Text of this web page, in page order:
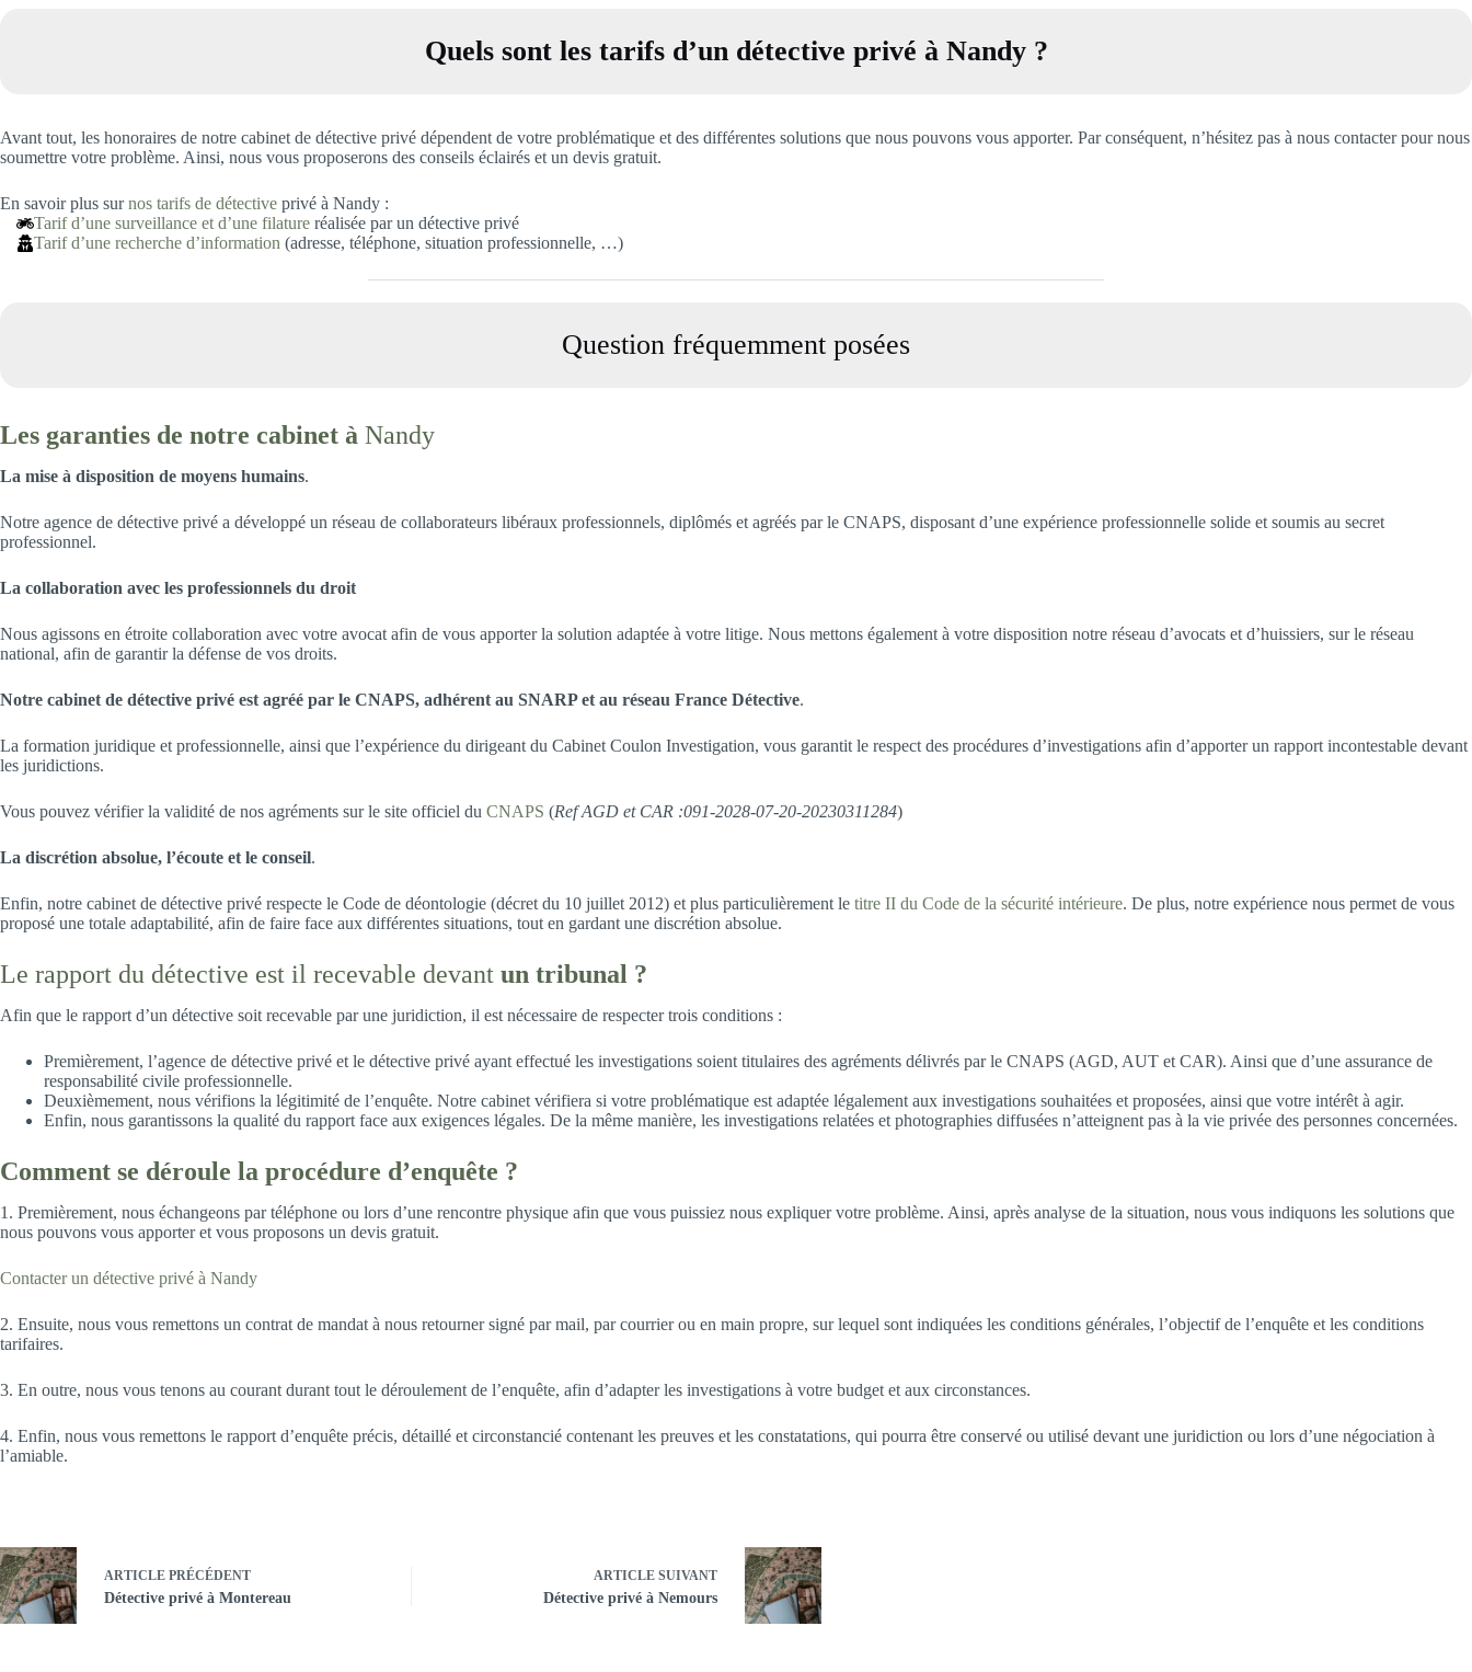
Quels sont les tarifs d’un détective privé à Nandy ?
Avant tout, les honoraires de notre cabinet de détective privé dépendent de votre problématique et des différentes solutions que nous pouvons vous apporter. Par conséquent, n’hésitez pas à nous contacter pour nous
soumettre votre problème. Ainsi, nous vous proposerons des conseils éclairés et un devis gratuit.
En savoir plus surnos tarifs de détective privé à Nandy :
Tarif d’une surveillance et d’une filature réalisée par un détective privé
Tarif d’une recherche d’information (adresse, téléphone, situation professionnelle, …)
Question fréquemment posées
Les garanties de notre cabinet à Nandy
La mise à disposition de moyens humains.
Notre agence de détective privé a développé un réseau de collaborateurs libéraux professionnels, diplômés et agréés par le CNAPS, disposant d’une expérience professionnelle solide et soumis au secret
professionnel.
La collaboration avec les professionnels du droit
Nous agissons en étroite collaboration avec votre avocat afin de vous apporter la solution adaptée à votre litige. Nous mettons également à votre disposition notre réseau d’avocats et d’huissiers, sur le réseau
national, afin de garantir la défense de vos droits.
Notre cabinet de détective privé est agréé par le CNAPS, adhérent au SNARP et au réseau France Détective.
La formation juridique et professionnelle, ainsi que l’expérience du dirigeant du Cabinet Coulon Investigation, vous garantit le respect des procédures d’investigations afin d’apporter un rapport incontestable devant
les juridictions.
Vous pouvez vérifier la validité de nos agréments sur le site officiel du CNAPS (Ref AGD et CAR :091-2028-07-20-20230311284)
La discrétion absolue, l’écoute et le conseil.
Enfin, notre cabinet de détective privé respecte le Code de déontologie (décret du 10 juillet 2012) et plus particulièrement le titre II du Code de la sécurité intérieure. De plus, notre expérience nous permet de vous
proposé une totale adaptabilité, afin de faire face aux différentes situations, tout en gardant une discrétion absolue.
Le rapport du détective est il recevable devant un tribunal ?
Afin que le rapport d’un détective soit recevable par une juridiction, il est nécessaire de respecter trois conditions :
Premièrement, l’agence de détective privé et le détective privé ayant effectué les investigations soient titulaires des agréments délivrés par le CNAPS (AGD, AUT et CAR). Ainsi que d’une assurance de
responsabilité civile professionnelle.
Deuxièmement, nous vérifions la légitimité de l’enquête. Notre cabinet vérifiera si votre problématique est adaptée légalement aux investigations souhaitées et proposées, ainsi que votre intérêt à agir.
Enfin, nous garantissons la qualité du rapport face aux exigences légales. De la même manière, les investigations relatées et photographies diffusées n’atteignent pas à la vie privée des personnes concernées.
Comment se déroule la procédure d’enquête ?
1. Premièrement, nous échangeons par téléphone ou lors d’une rencontre physique afin que vous puissiez nous expliquer votre problème. Ainsi, après analyse de la situation, nous vous indiquons les solutions que
nous pouvons vous apporter et vous proposons un devis gratuit.
Contacter un détective privé à Nandy
2. Ensuite, nous vous remettons un contrat de mandat à nous retourner signé par mail, par courrier ou en main propre, sur lequel sont indiquées les conditions générales, l’objectif de l’enquête et les conditions
tarifaires.
3. En outre, nous vous tenons au courant durant tout le déroulement de l’enquête, afin d’adapter les investigations à votre budget et aux circonstances.
4. Enfin, nous vous remettons le rapport d’enquête précis, détaillé et circonstancié contenant les preuves et les constatations, qui pourra être conservé ou utilisé devant une juridiction ou lors d’une négociation à
l’amiable.
ARTICLE PRÉCÉDENT
Détective privé à Montereau
ARTICLE SUIVANT
Détective privé à Nemours